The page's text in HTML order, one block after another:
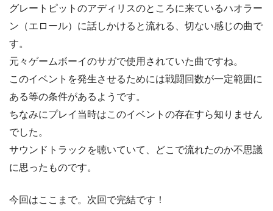
グレートピットのアディリスのところに来ているハオラー
ン（エロール）に話しかけると流れる、切ない感じの曲で
す。
元々ゲームボーイのサガで使用されていた曲ですね。
このイベントを発生させるためには戦闘回数が一定範囲に
ある等の条件があるようです。
ちなみにプレイ当時はこのイベントの存在すら知りません
でした。
サウンドトラックを聴いていて、どこで流れたのか不思議
に思ったものです。
今回はここまで。次回で完結です！